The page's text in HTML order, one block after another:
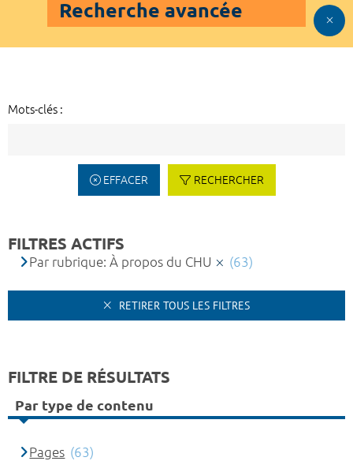
Recherche avancée
Mots-clés :
EFFACER RECHERCHER
FILTRES ACTIFS
Par rubrique: À propos du CHU (63)
RETIRER TOUS LES FILTRES
FILTRE DE RÉSULTATS
Par type de contenu
Pages (63)